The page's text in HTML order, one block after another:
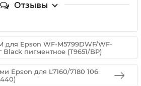
Отзывы
для Epson WF-M5799DWF/WF-
Black пигментное (T9651/BP)
Epson для L7160/7180 106